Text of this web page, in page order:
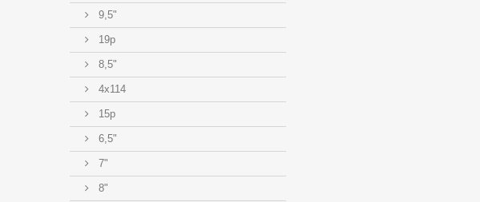
9,5"
19p
8,5"
4x114
15p
6,5"
7"
8"